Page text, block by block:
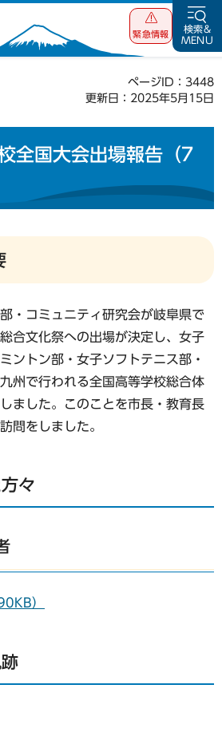
緊急情報
検索&
MENU
ページID：3448
更新日：2025年5月15日
全国大会出場報告（7
・コミュニティ研究会が岐阜県で
合文化祭への出場が決定し、女子
ントン部・女子ソフトテニス部・
州で行われる全国高等学校総合体
ました。このことを市長・教育長
問をしました。
々
）